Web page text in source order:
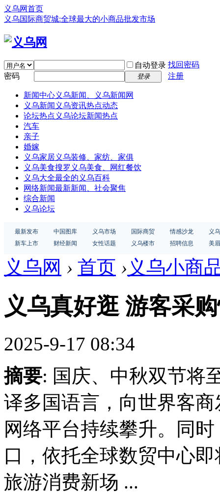
义乌网首页
义乌国际商贸城:全球最大的小商品批发市场
自动登录 找回密码
密码
登录 注册
新闻中心义乌新闻、义乌新闻网
义乌新闻 义乌资讯热点动态
论坛热点 义乌论坛新闻热点
汽车
亲子
婚嫁
义乌家居义乌装修、家纺、家俱
义乌美食搜罗义乌美食、网红餐饮
义乌大全最全的义乌百科
网络新闻最新新闻、社会聚焦
综合新闻
义乌论坛
最新发布 中国图库 义乌市场 国际商贸 情感沙龙
义
新车上市
财经新闻 女性话题 义乌楼市 招聘信息 美
义乌网 › 首页 › 义乌小商
义乌真好逛 游客采
2025-9-17 08:34
摘要: 国庆、中秋双节将
译多国语言，向世界客
网络平台持续攀升。同
口，依托全球数贸中心
旅游消费新场 ...